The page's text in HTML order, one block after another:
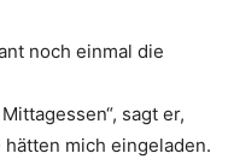
noch einmal die
sagt er,
mich eingeladen.